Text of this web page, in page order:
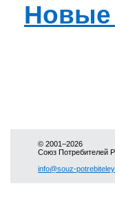
Новые
© 2001–2026
Союз Потребителей
info@souz-